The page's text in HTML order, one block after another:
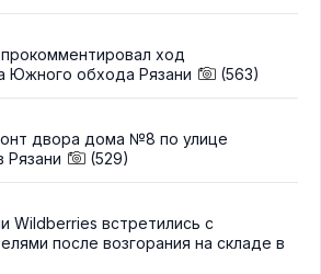
ход
Южного обхода Рязани
(563)
двора дома №8 по улице
Рязани
(529)
Wildberries встретились с
после возгорания на складе в